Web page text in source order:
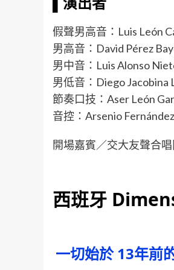
假聲男高音：Luis León
男高音：David Pérez
男中音：Luis Alonso
男低音：Diego Jacobina
節奏口技：Aser León
音控：Arsenio
開場嘉賓／交大友聲合唱
西班牙
一切始於 13年前